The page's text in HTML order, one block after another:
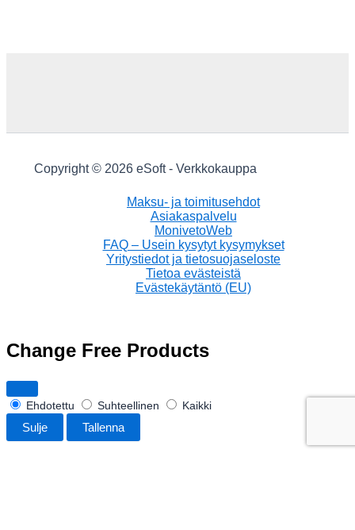
Copyright © 2026 eSoft - Verkkokauppa
Maksu- ja toimitusehdot
Asiakaspalvelu
MonivetoWeb
FAQ – Usein kysytyt kysymykset
Yritystiedot ja tietosuojaseloste
Tietoa evästeistä
Evästekäytäntö (EU)
Change Free Products
Ehdotettu Suhteellinen Kaikki
Sulje Tallenna